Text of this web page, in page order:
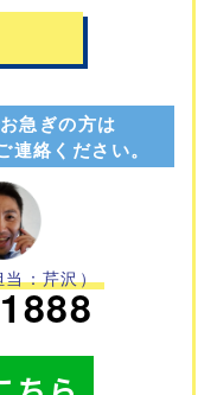
急ぎの方は
絡ください。
当：芹沢）